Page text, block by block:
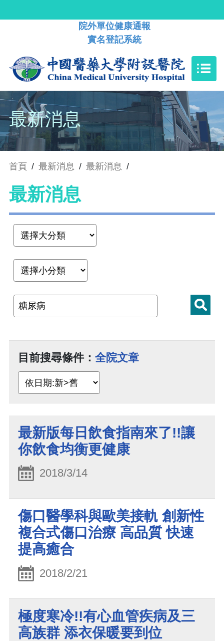
院外單位健康通報
實名登記系統
最新消息
首頁 / 最新消息 / 最新消息 /
最新消息
目前搜尋條件： 全院文章
最新版每日飲食指南來了!!讓
你飲食均衡更健康
2018/3/14
傷口醫學科與歐美接軌 創新性
複合式傷口治療 高品質 快速
提高癒合
2018/2/21
極度寒冷!!有心血管疾病及三
高族群 添衣保暖要到位